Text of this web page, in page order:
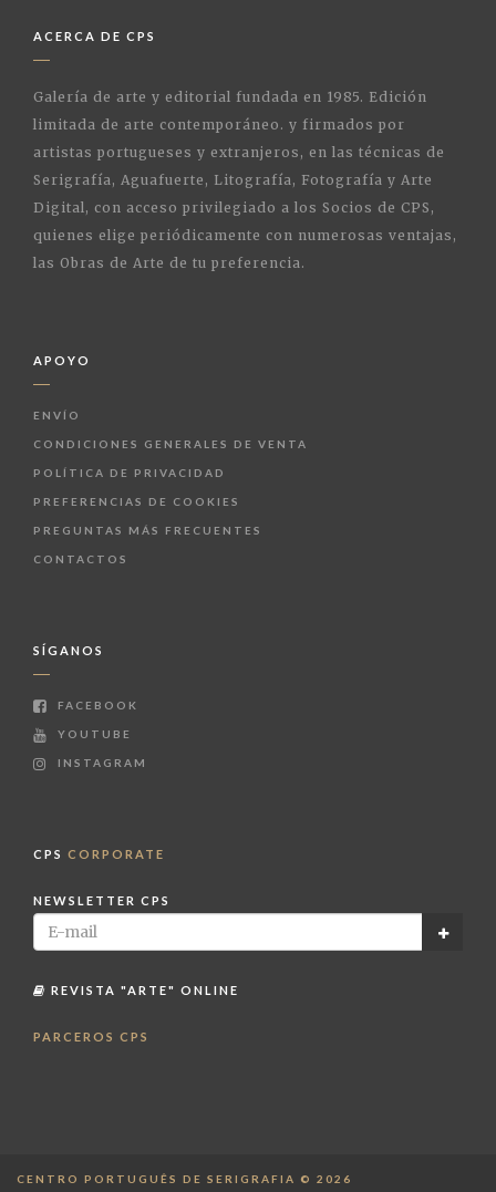
ACERCA DE CPS
Galería de arte y editorial fundada en 1985. Edición
limitada de arte contemporáneo. y firmados por
artistas portugueses y extranjeros, en las técnicas de
Serigrafía, Aguafuerte, Litografía, Fotografía y Arte
Digital, con acceso privilegiado a los Socios de CPS,
quienes elige periódicamente con numerosas ventajas,
las Obras de Arte de tu preferencia.
APOYO
ENVÍO
CONDICIONES GENERALES DE VENTA
POLÍTICA DE PRIVACIDAD
PREFERENCIAS DE COOKIES
PREGUNTAS MÁS FRECUENTES
CONTACTOS
SÍGANOS
FACEBOOK
YOUTUBE
INSTAGRAM
CPS CORPORATE
NEWSLETTER CPS
REVISTA "ARTE" ONLINE
PARCEROS CPS
CENTRO PORTUGUÊS DE SERIGRAFIA © 2026